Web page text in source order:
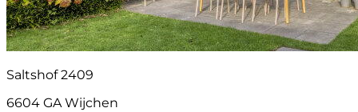
Saltshof 2409
6604 GA Wijchen